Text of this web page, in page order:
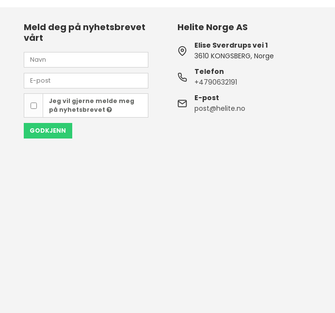
Meld deg på nyhetsbrevet
vårt
Jeg vil gjerne melde meg
på nyhetsbrevet
GODKJENN
Helite Norge AS
Elise Sverdrups vei 1
3610 KONGSBERG, Norge
Telefon
+4790632191
E-post
post@helite.no